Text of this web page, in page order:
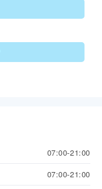
07:00-21:00
07:00-21:00